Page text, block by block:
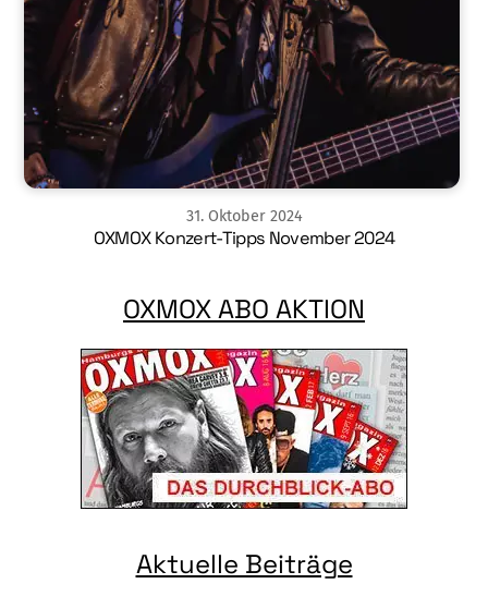
31. Oktober 2024
OXMOX Konzert-Tipps November 2024
OXMOX ABO AKTION
Aktuelle Beiträge